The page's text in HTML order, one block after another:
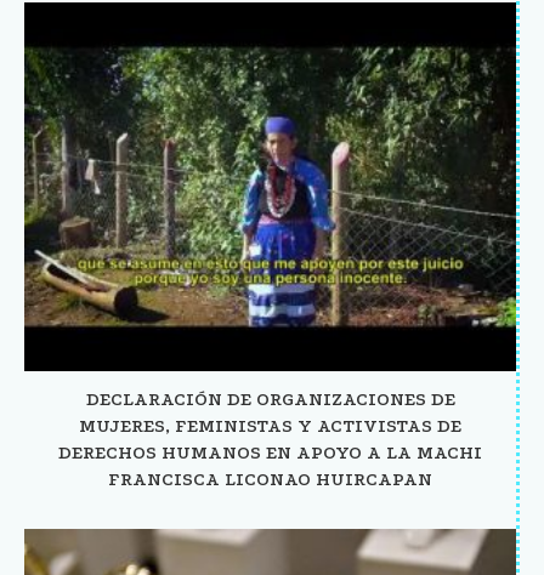
DECLARACIÓN DE ORGANIZACIONES DE
MUJERES, FEMINISTAS Y ACTIVISTAS DE
DERECHOS HUMANOS EN APOYO A LA MACHI
FRANCISCA LICONAO HUIRCAPAN